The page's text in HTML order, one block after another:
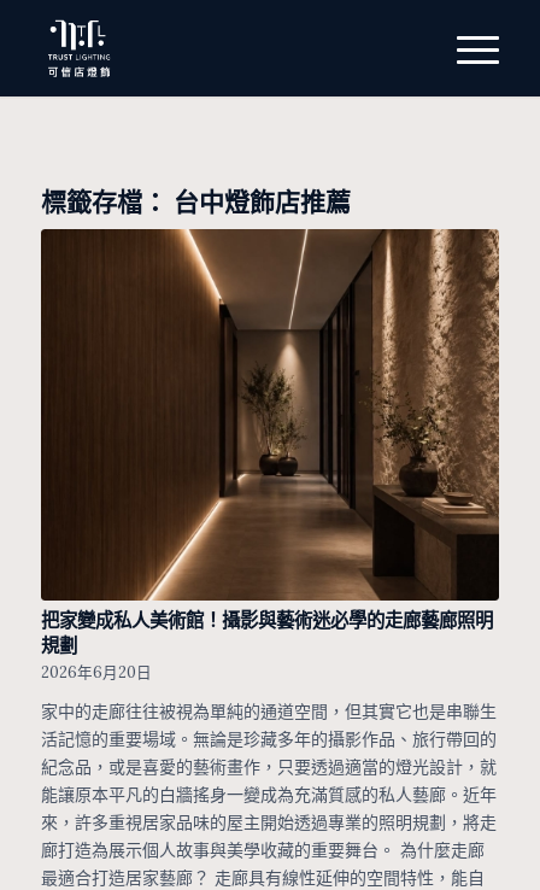
標籤存檔： 台中燈飾店推薦
把家變成私人美術館！攝影與藝術迷必學的走廊藝廊照明
規劃
2026年6月20日
家中的走廊往往被視為單純的通道空間，但其實它也是串聯生
活記憶的重要場域。無論是珍藏多年的攝影作品、旅行帶回的
紀念品，或是喜愛的藝術畫作，只要透過適當的燈光設計，就
能讓原本平凡的白牆搖身一變成為充滿質感的私人藝廊。近年
來，許多重視居家品味的屋主開始透過專業的照明規劃，將走
廊打造為展示個人故事與美學收藏的重要舞台。 為什麼走廊
最適合打造居家藝廊？ 走廊具有線性延伸的空間特性，能自